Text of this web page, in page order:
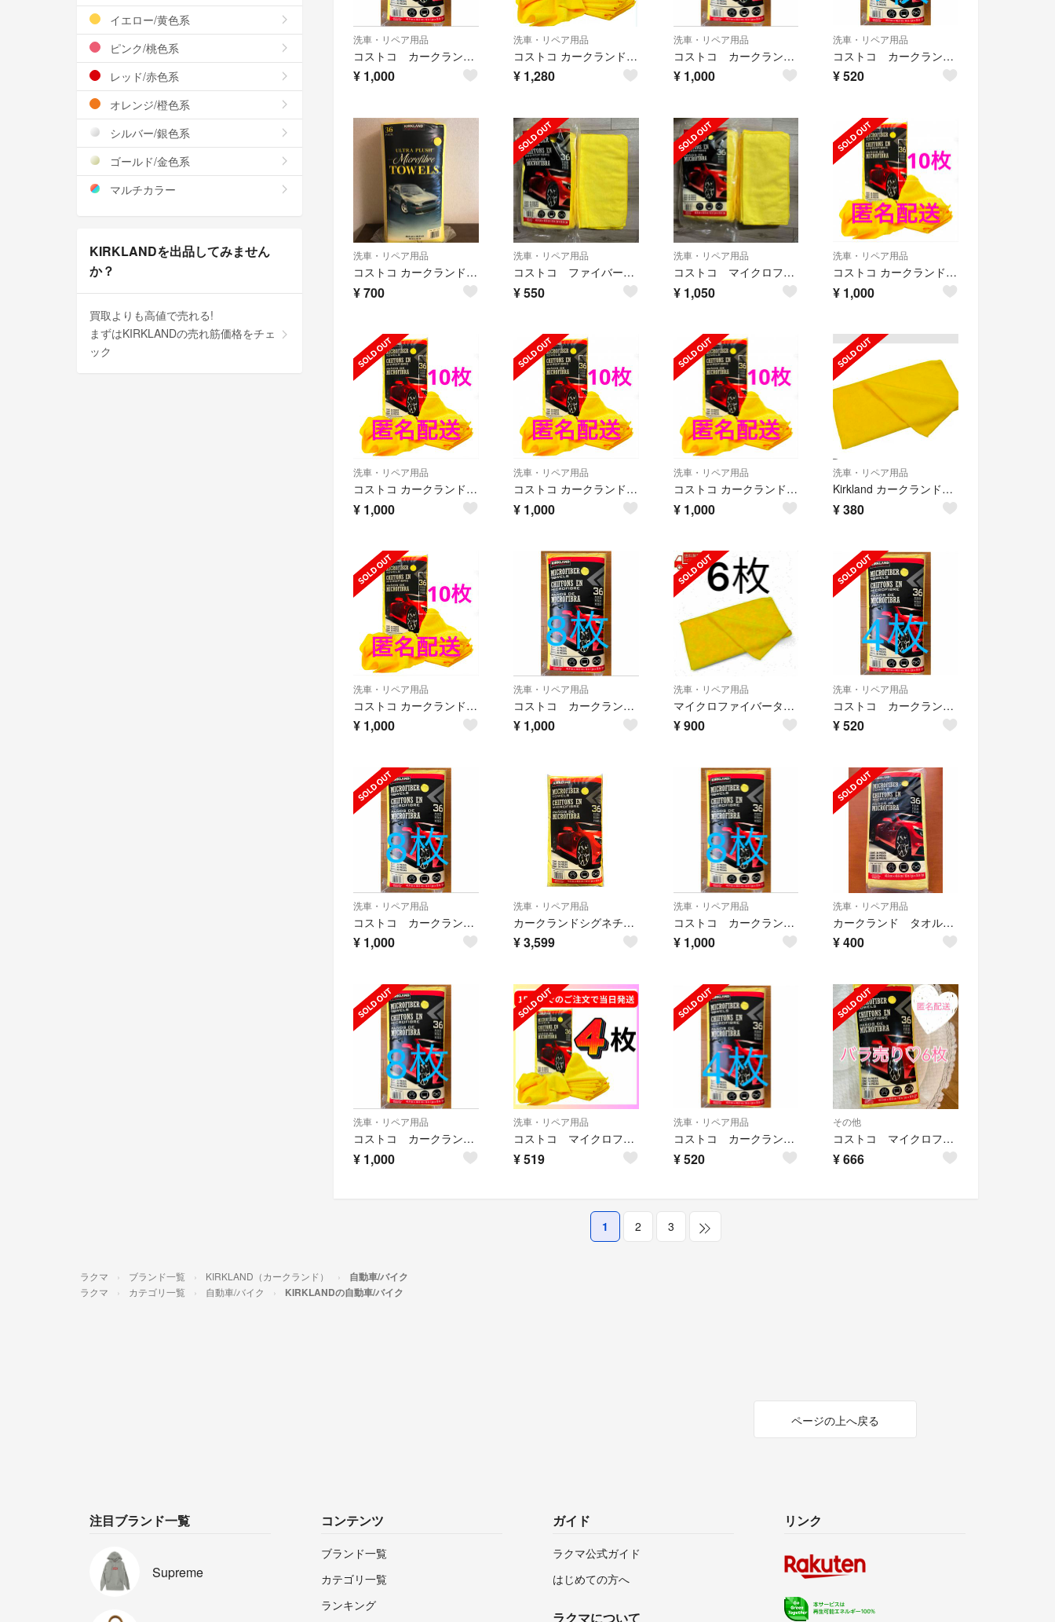
洗車・リペア用品
コストコ カークランド 洗車用マイクロファイバータオル バラ売り 8枚
¥ 1,000
洗車・リペア用品
コストコ カークランド マイクロファイバータオル 12枚セット
¥ 1,280
洗車・リペア用品
コストコ カークランド 洗車用マイクロファイバータオル バラ売り 8枚
¥ 1,000
洗車・リペア用品
コストコ カークランド 洗車用マイクロファイバータオル バラ売り 4枚
¥520
洗車・リペア用品
コストコ カークランド マイクロファイバータオル 5枚セット
¥700
洗車・リペア用品
コストコ ファイバータオル5枚
¥550
洗車・リペア用品
コストコ マイクロファイバータオル 10枚
¥ 1,050
洗車・リペア用品
コストコ カークランド マイクロファイバータオル 10枚
¥ 1,000
洗車・リペア用品
コストコ カークランド マイクロファイバータオル 10枚
¥ 1,000
洗車・リペア用品
コストコ カークランド マイクロファイバータオル 10枚
¥ 1,000
洗車・リペア用品
コストコ カークランド マイクロファイバータオル 10枚
¥ 1,000
洗車・リペア用品
Kirkland カークランド コストコ マイクロファイバータオル 3枚セット
¥380
洗車・リペア用品
コストコ カークランド マイクロファイバータオル 10枚
¥ 1,000
洗車・リペア用品
コストコ カークランド 洗車用マイクロファイバータオル バラ売り 8枚
¥ 1,000
洗車・リペア用品
マイクロファイバータオル 6枚 カークランドシグネチャー コストコ 洗車 掃除
¥900
洗車・リペア用品
コストコ カークランド 洗車用マイクロファイバータオル バラ売り 4枚
¥520
洗車・リペア用品
コストコ カークランド 洗車用マイクロファイバータオル バラ売り 8枚
¥ 1,000
洗車・リペア用品
カークランドシグネチャー マイクロファイバータオル 36枚
¥3,599
洗車・リペア用品
コストコ カークランド 洗車用マイクロファイバータオル バラ売り 8枚
¥ 1,000
洗車・リペア用品
カークランド タオル 3枚
¥400
洗車・リペア用品
コストコ カークランド バラ売り 洗車用マイクロファイバータオル
¥ 1,000
洗車・リペア用品
コストコ マイクロファイバータオル 4枚 カークランドシグネチャー
¥519
洗車・リペア用品
コストコ カークランド バラ売り 洗車用マイクロファイバータオル
¥520
その他
コストコ マイクロファイバータオル バラ売り 6枚
¥666
1 2 3
イエロー/黄色系
ピンク/桃色系
レッド/赤色系
オレンジ/橙色系
シルバー/銀色系
ゴールド/金色系
マルチカラー
KIRKLANDを出品してみません
か？
買取よりも高値で売れる!
まずはKIRKLANDの売れ筋価格をチェ
ック
ラクマ ブランド一覧 KIRKLAND（カークランド） 自動車/バイク
ラクマ カテゴリ一覧 自動車/バイク KIRKLANDの自動車/バイク
ページの上へ戻る
注目ブランド一覧
Supreme
コンテンツ
ブランド一覧
カテゴリ一覧
ランキング
ガイド
ラクマ公式ガイド
はじめての方へ
ラクマについて
リンク